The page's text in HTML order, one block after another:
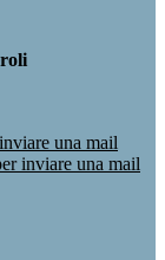
una mail
inviare una mail